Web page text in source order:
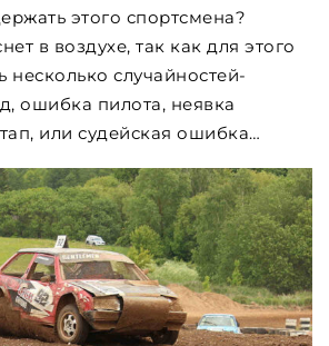
этого спортсмена?
в воздухе, так как для этого
несколько случайностей-
ошибка пилота, неявка
или судейская ошибка…